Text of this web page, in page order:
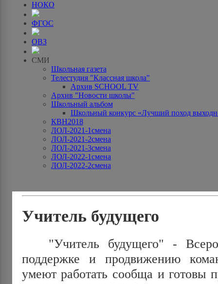
НОКО
ФГОС
ОВЗ
СМИ
Школьная газета
Телестудия "Классная школа"
Архив SCHOOL TV
Архив "Новости школы"
Школьный альбом
Школьный конкурс «Лучший поход
КВН2018
ЛОЛ-2021-1смена
ЛОЛ-2021-2смена
ЛОЛ-2021-3смена
ЛОЛ-2022-1смена
ЛОЛ-2022-2смена
Учитель будущего
"Учитель будущего" -
поддержке и продвижению
умеют работать сообща и готовы